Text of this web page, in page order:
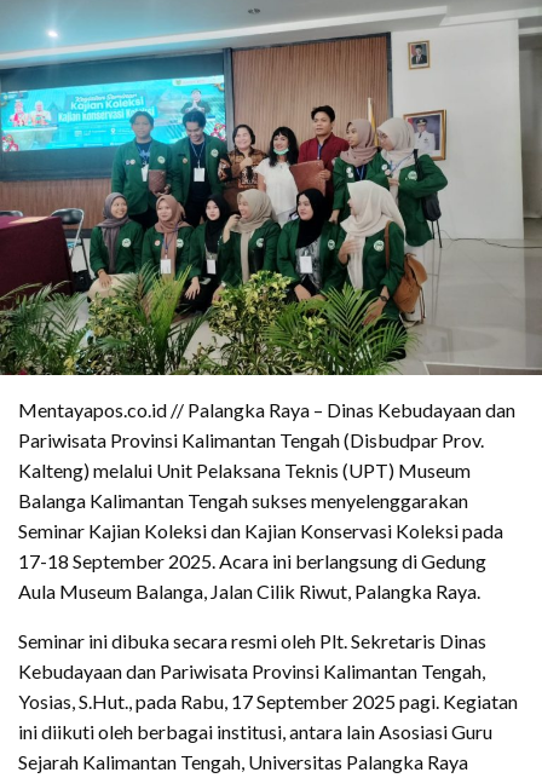
Mentayapos.co.id // Palangka Raya – Dinas Kebudayaan dan
Pariwisata Provinsi Kalimantan Tengah (Disbudpar Prov.
Kalteng) melalui Unit Pelaksana Teknis (UPT) Museum
Balanga Kalimantan Tengah sukses menyelenggarakan
Seminar Kajian Koleksi dan Kajian Konservasi Koleksi pada
17-18 September 2025. Acara ini berlangsung di Gedung
Aula Museum Balanga, Jalan Cilik Riwut, Palangka Raya.
Seminar ini dibuka secara resmi oleh Plt. Sekretaris Dinas
Kebudayaan dan Pariwisata Provinsi Kalimantan Tengah,
Yosias, S.Hut., pada Rabu, 17 September 2025 pagi. Kegiatan
ini diikuti oleh berbagai institusi, antara lain Asosiasi Guru
Sejarah Kalimantan Tengah, Universitas Palangka Raya